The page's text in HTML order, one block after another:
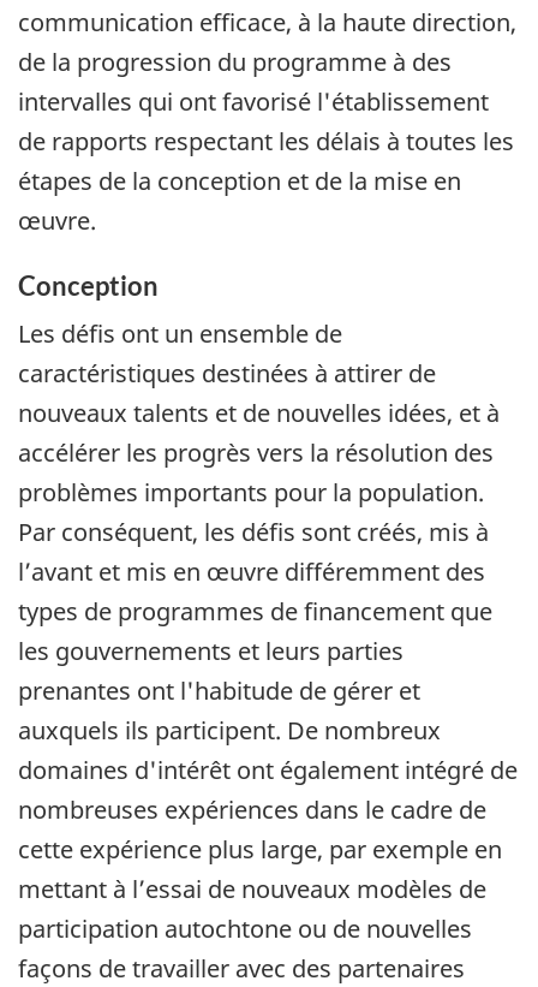
communication efficace, à la haute direction,
de la progression du programme à des
intervalles qui ont favorisé l'établissement
de rapports respectant les délais à toutes les
étapes de la conception et de la mise en
œuvre.
Conception
Les défis ont un ensemble de
caractéristiques destinées à attirer de
nouveaux talents et de nouvelles idées, et à
accélérer les progrès vers la résolution des
problèmes importants pour la population.
Par conséquent, les défis sont créés, mis à
l’avant et mis en œuvre différemment des
types de programmes de financement que
les gouvernements et leurs parties
prenantes ont l'habitude de gérer et
auxquels ils participent. De nombreux
domaines d'intérêt ont également intégré de
nombreuses expériences dans le cadre de
cette expérience plus large, par exemple en
mettant à l’essai de nouveaux modèles de
participation autochtone ou de nouvelles
façons de travailler avec des partenaires